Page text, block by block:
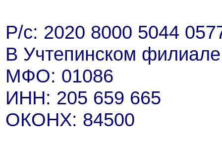
Р/с: 2020 8000 5044
В Учтепинском
МФО: 01086
ИНН: 205 659 665
ОКОНХ: 84500